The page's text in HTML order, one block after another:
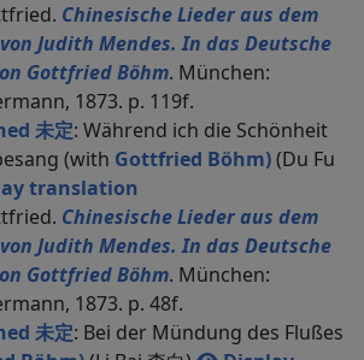
Chinesische Lieder aus dem
Judith Mendes. In das Deutsche
Gottfried Böhm. München:
1873. p. 119f.
未定: Während ich die Schönheit
(with Gottfried Böhm)(Du Fu
translation
Chinesische Lieder aus dem
Judith Mendes. In das Deutsche
Gottfried Böhm. München:
1873. p. 48f.
未定: Bei der Mündung des Flußes